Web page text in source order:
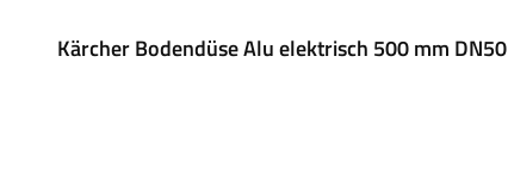
Kärcher Bodendüse Alu elektrisch 500 mm DN50